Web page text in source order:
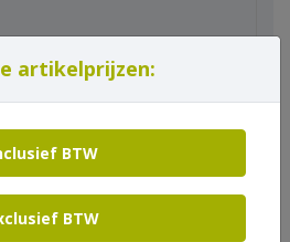
artikelprijzen:
BTW
BTW